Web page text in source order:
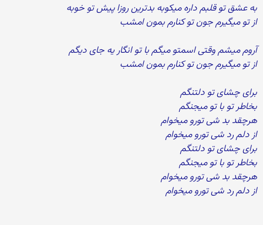
به عشق تو قلبم داره میکوبه بدترین روزا پیش تو خوبه
از تو میگیرم جون تو کنارم بمون امشب
آروم میشم وقتی اسمتو میگم با تو انگار یه جای دیگم
از تو میگیرم جون تو کنارم بمون امشب
برای چشای تو دلتنگم
بخاطر تو با تو میجنگم
هرچقد بد شی تورو میخوام
از دلم رد شی تورو میخوام
برای چشای تو دلتنگم
بخاطر تو با تو میجنگم
هرچقد بد شی تورو میخوام
از دلم رد شی تورو میخوام